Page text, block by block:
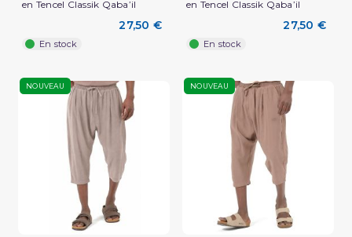
en Tencel Classik Qaba’il
27,50 €
En stock
en Tencel Classik Qaba’il
27,50 €
En stock
NOUVEAU NOUVEAU